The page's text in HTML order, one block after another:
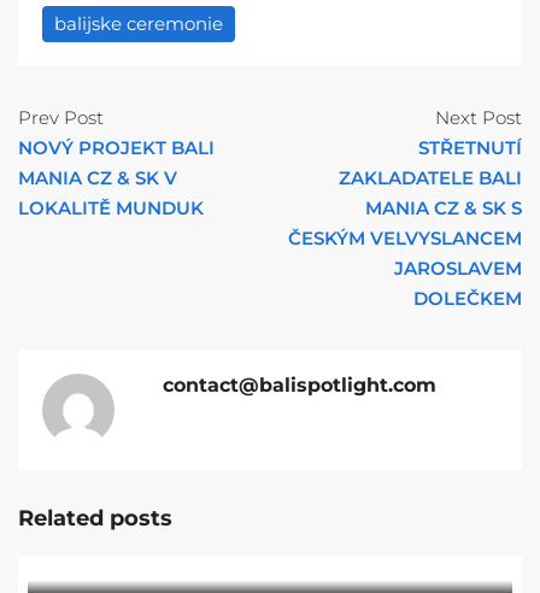
balijske ceremonie
Prev Post
NOVÝ PROJEKT BALI
MANIA CZ & SK V
LOKALITĚ MUNDUK
Next Post
STŘETNUTÍ
ZAKLADATELE BALI
MANIA CZ & SK S
ČESKÝM VELVYSLANCEM
JAROSLAVEM
DOLEČKEM
contact@balispotlight.com
Related posts